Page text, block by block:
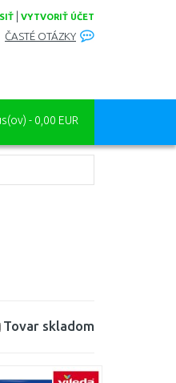
VYTVORIŤ ÚČET
ČASTÉ OTÁZKY
- 0,00 EUR
Tovar skladom